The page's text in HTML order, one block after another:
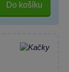
Do košíku